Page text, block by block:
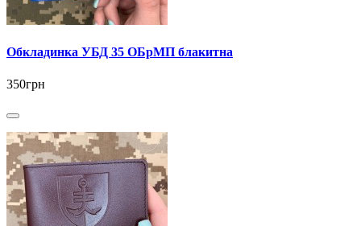
Обкладинка УБД 35 ОБрМП блакитна
350грн